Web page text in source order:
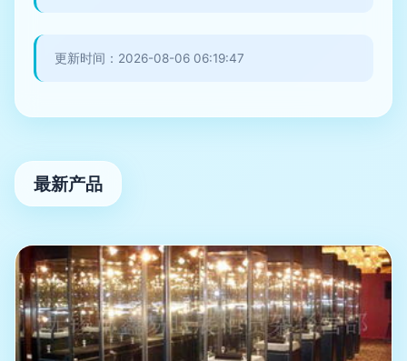
更新时间：2026-08-06 06:19:47
最新产品